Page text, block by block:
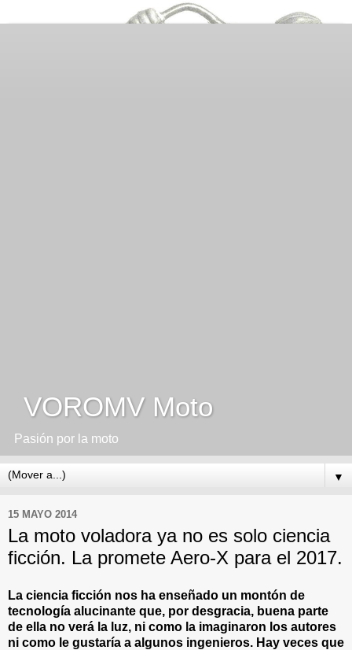
VOROMV Moto
Pasión por la moto
▼
15 MAYO 2014
La moto voladora ya no es solo ciencia
ficción. La promete Aero-X para el 2017.
La ciencia ficción nos ha enseñado un montón de
tecnología alucinante que, por desgracia, buena parte
de ella no verá la luz, ni como la imaginaron los autores
ni como le gustaría a algunos ingenieros. Hay veces que